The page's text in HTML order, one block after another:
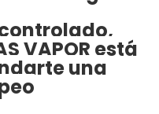
VAPOR está
una